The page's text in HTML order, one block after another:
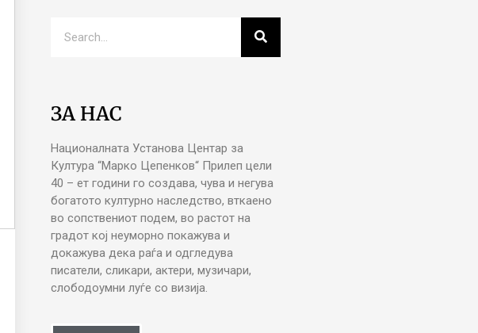
ЗА НАС
Националната Установа Центар за
Култура “Марко Цепенков“ Прилеп цели
40 – ет години го создава, чува и негува
богатото културно наследство, вткаено
во сопствениот подем, во растот на
градот кој неуморно покажува и
докажува дека раѓа и одгледува
писатели, сликари, актери, музичари,
слободоумни луѓе со визија.